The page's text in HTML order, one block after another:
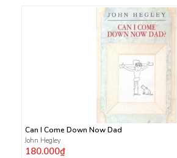
Can I Come Down Now Dad
John Hegley
180.000₫